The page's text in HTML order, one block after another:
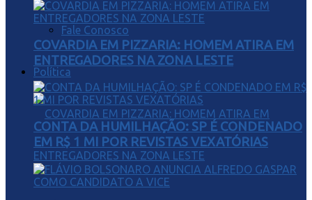
Fale Conosco
Política
COVARDIA EM PIZZARIA: HOMEM ATIRA EM
ENTREGADORES NA ZONA LESTE
CONTA DA HUMILHAÇÃO: SP É CONDENADO
EM R$ 1 MI POR REVISTAS VEXATÓRIAS